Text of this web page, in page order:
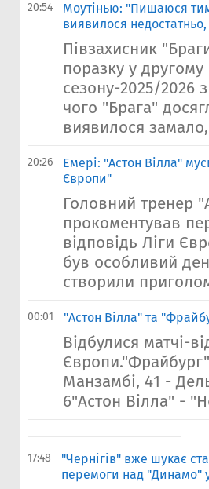
20:54
Моутінью: "Пишаюся
виявилося
Півзахисник
поразку у
сезону-2025/2026
чого "Брага"
виявилося
20:26
Емері: "Астон Вілла"
Європи"
Головний тренер
прокоментував
відповідь Ліги
був особливий
створили
00:01 "Астон Вілла" та
Відбулися матчі-
Європи."Фрайбург"
Манзамбі, 41 -
6"Астон Вілла" -
17:48
"Чернігів" вже шукає
перемоги над "Динамо"